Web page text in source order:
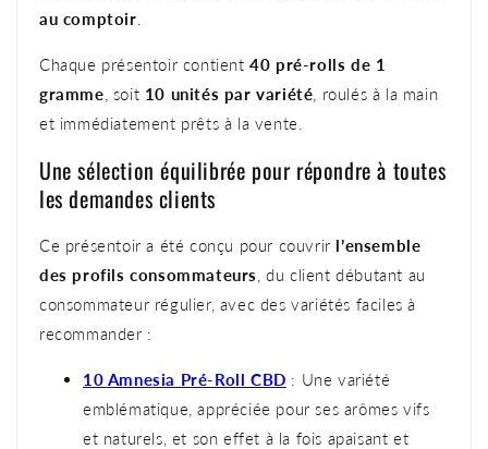
au comptoir
Chaque présentoir contient40 pré-rolls de 1
gramme , soit 10 unités par variété , roulés à la main
et immédiatement prêts à la vente.
Une sélection équilibrée pour répondre à toutes
les demandes clients
Ce présentoir a été conçu pour couvrir l’ensemble
des profils consommateurs , du client débutant au
consommateur régulier, avec des variétés faciles à
recommander :
10 Amnesia Pré-Roll CBD : Une variété
emblématique, appréciée pour ses arômes vifs
et naturels, et son effet à la fois apaisant et